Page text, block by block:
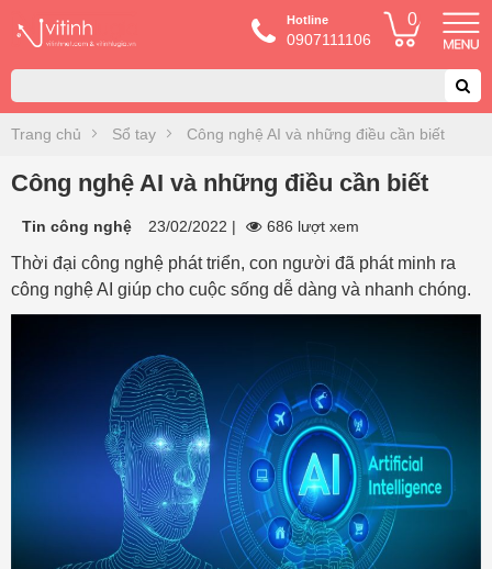
Hotline
0907111106
0
Trang chủ Sổ tay Công nghệ AI và những điều cần biết
Công nghệ AI và những điều cần biết
Tin công nghệ 23/02/2022 | 686 lượt xem
Thời đại công nghệ phát triển, con người đã phát minh ra
công nghệ AI giúp cho cuộc sống dễ dàng và nhanh chóng.